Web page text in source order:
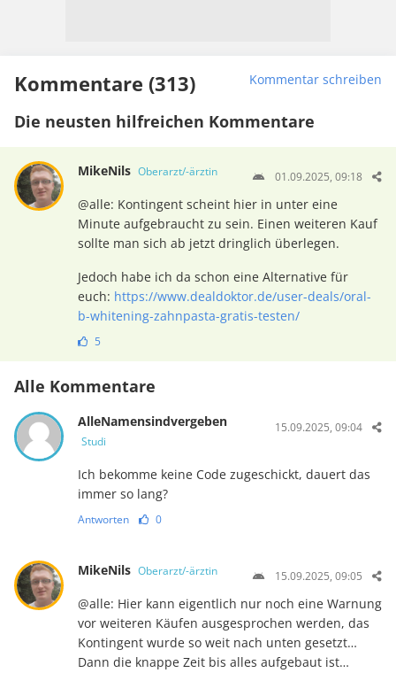
Kommentare (313) Kommentar schreiben
Die neusten hilfreichen Kommentare
MikeNils Oberarzt/-ärztin 01.09.2025, 09:18
@alle: Kontingent scheint hier in unter eine
Minute aufgebraucht zu sein. Einen weiteren Kauf
sollte man sich ab jetzt dringlich überlegen.
Jedoch habe ich da schon eine Alternative für
euch: https://www.dealdoktor.de/user-deals/oral-
b-whitening-zahnpasta-gratis-testen/
5
Alle Kommentare
AlleNamensindvergeben
Studi
15.09.2025, 09:04
Ich bekomme keine Code zugeschickt, dauert das
immer so lang?
Antworten 0
MikeNils Oberarzt/-ärztin 15.09.2025, 09:05
@alle: Hier kann eigentlich nur noch eine Warnung
vor weiteren Käufen ausgesprochen werden, das
Kontingent wurde so weit nach unten gesetzt…
Dann die knappe Zeit bis alles aufgebaut ist…